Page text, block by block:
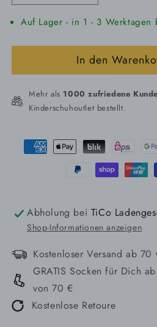
die
Menge
GEOX
Jungen
Omar
Boy
Sneaker
die
Menge
GEOX
Kinder
Jungen
Omar
Boy
Sneaker
Auf Lager - in 1 - 3 Werktagen
In den
Mehr als 1000 zufriedene
Kinderschuhoutlet bestellt.
Zahlungsmethoden
Abholung bei TiCo
Shop-Informationen anzeigen
Kostenloser Versand ab 70
GRATIS Socken für Dich
von 70 €
Kostenlose Retoure